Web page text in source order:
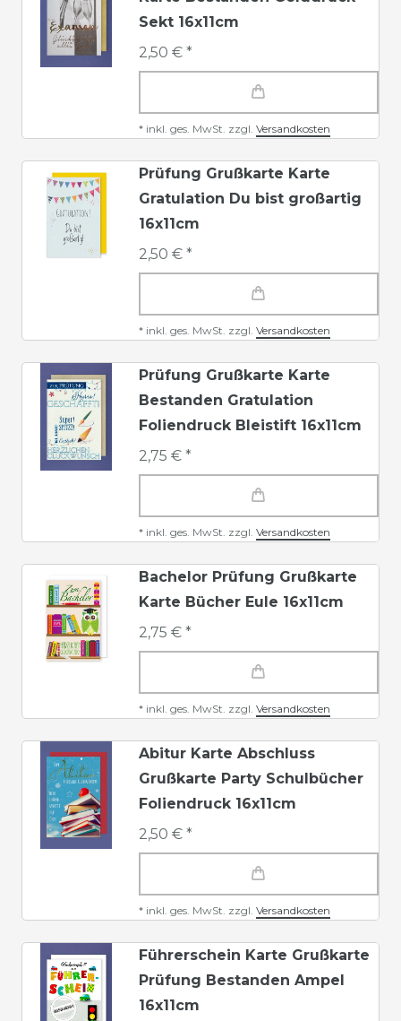
Sekt 16x11cm
2,50 € *
* inkl. ges. MwSt. zzgl. Versandkosten
Prüfung Grußkarte Karte
Gratulation Du bist großartig
16x11cm
2,50 € *
* inkl. ges. MwSt. zzgl. Versandkosten
Prüfung Grußkarte Karte
Bestanden Gratulation
Foliendruck Bleistift 16x11cm
2,75 € *
* inkl. ges. MwSt. zzgl. Versandkosten
Bachelor Prüfung Grußkarte
Karte Bücher Eule 16x11cm
2,75 € *
* inkl. ges. MwSt. zzgl. Versandkosten
Abitur Karte Abschluss
Grußkarte Party Schulbücher
Foliendruck 16x11cm
2,50 € *
* inkl. ges. MwSt. zzgl. Versandkosten
Führerschein Karte Grußkarte
Prüfung Bestanden Ampel
16x11cm